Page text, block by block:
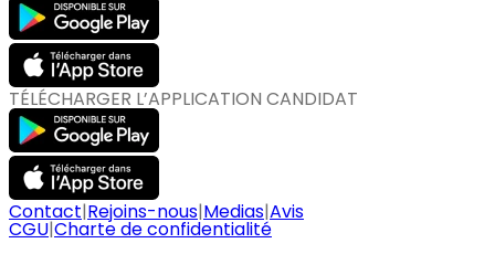
TÉLÉCHARGER L’APPLICATION CANDIDAT
Contact|Rejoins-nous|Medias|Avis
CGU|Charte de confidentialité